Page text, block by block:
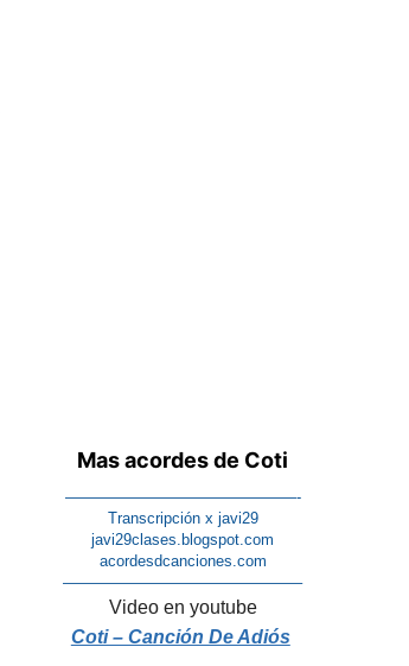
Mas acordes de Coti
———————————————-
Transcripción x javi29
javi29clases.blogspot.com
acordesdcanciones.com
———————————————–
Video en youtube
Coti – Canción De Adiós